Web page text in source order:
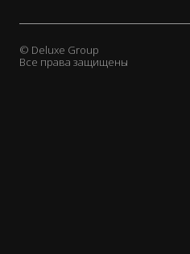
© Deluxe Group
Все права защищены